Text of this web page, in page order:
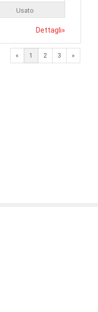
Usato
Dettagli»
« 1 2 3 »